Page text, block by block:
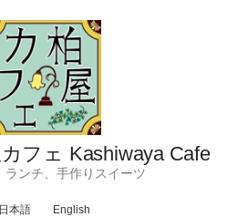
フェ Kashiwaya Cafe
ランチ、手作りスイーツ
日本語 English